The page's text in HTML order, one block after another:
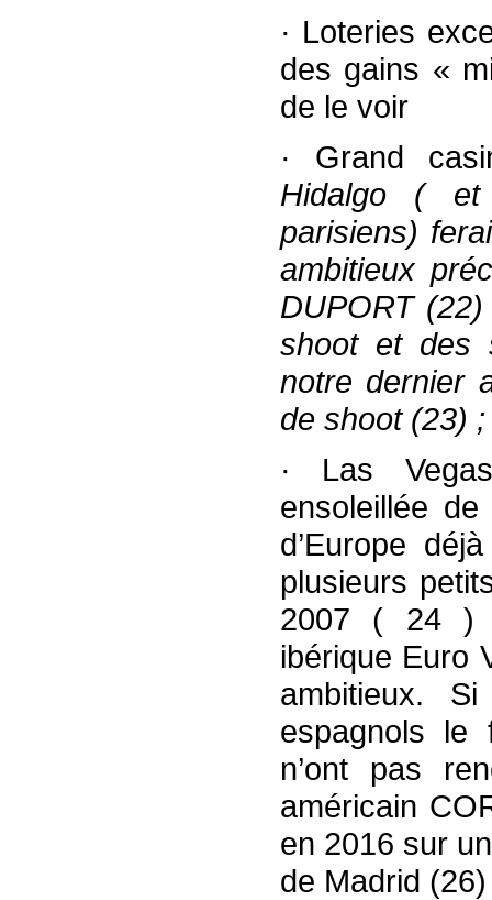
· Loteries
des gains «
de le voir
· Grand
Hidalgo ( et
parisiens)
ambitieux
DUPORT
shoot et des
notre dernier
de shoot (23) ;
· Las
ensoleillée
d’Europe
plusieurs
2007 ( 24 )
ibérique Euro
ambitieux.
espagnols
n’ont pas
américain
en 2016 sur
de Madrid